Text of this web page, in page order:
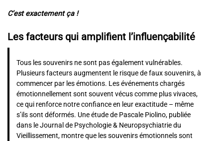
C’est exactement ça !
Les facteurs qui amplifient l’influençabilité
Tous les souvenirs ne sont pas également vulnérables.
Plusieurs facteurs augmentent le risque de faux souvenirs, à
commencer par les émotions. Les événements chargés
émotionnellement sont souvent vécus comme plus vivaces,
ce qui renforce notre confiance en leur exactitude – même
s’ils sont déformés. Une étude de Pascale Piolino, publiée
dans le Journal de Psychologie & Neuropsychiatrie du
Vieillissement, montre que les souvenirs émotionnels sont